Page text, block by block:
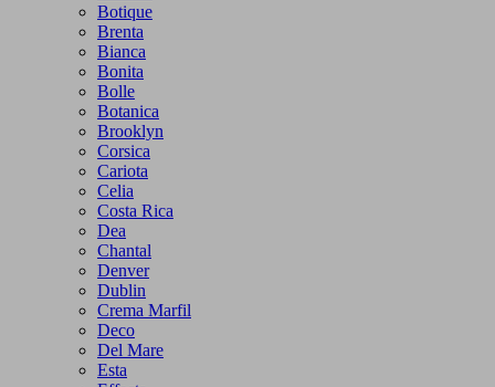
Botique
Brenta
Bianca
Bonita
Bolle
Botanica
Brooklyn
Corsica
Cariota
Celia
Costa Rica
Dea
Chantal
Denver
Dublin
Crema Marfil
Deco
Del Mare
Esta